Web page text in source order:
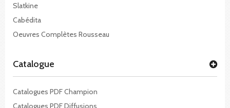
Slatkine
Cabédita
Oeuvres Complètes Rousseau
Catalogue
Catalogues PDF Champion
Catalogues PDF Diffusions